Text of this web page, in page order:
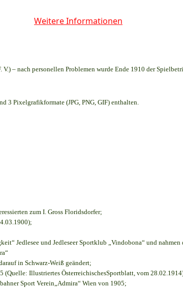
Weitere Informationen
– nach personellen Problemen wurde Ende 1910 der
3 Pixelgrafikformate (JPG, PNG, GIF) enthalten.
zum I. Gross Floridsdorfer;
Jedlesee und Jedleseer Sportklub „Vindobona“ und nahmen
in Schwarz-Weiß geändert;
(Quelle: Illustriertes ÖsterreichischesSportblatt, vom
Sport Verein„Admira“ Wien von 1905;